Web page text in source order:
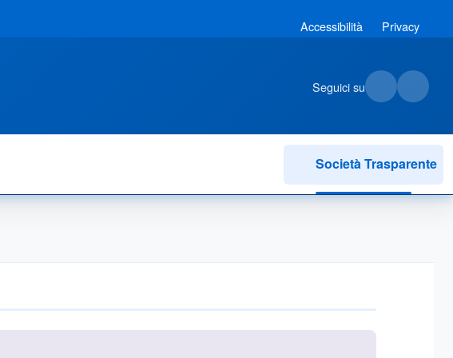
Accessibilità Privacy
Seguici su
Società Trasparente